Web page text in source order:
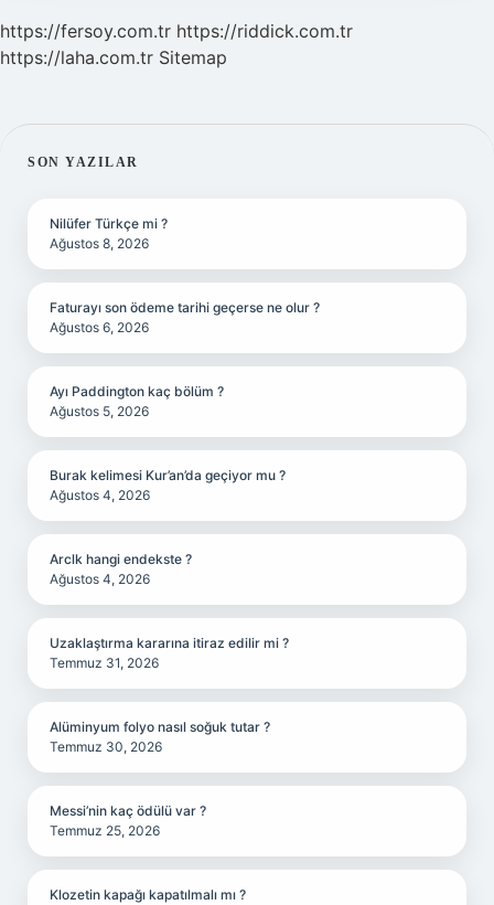
https://fersoy.com.tr https://riddick.com.tr
https://laha.com.tr Sitemap
SIDEBAR
SON YAZILAR
Nilüfer Türkçe mi ?
Ağustos 8, 2026
Faturayı son ödeme tarihi geçerse ne olur ?
Ağustos 6, 2026
Ayı Paddington kaç bölüm ?
Ağustos 5, 2026
Burak kelimesi Kur’an’da geçiyor mu ?
Ağustos 4, 2026
Arclk hangi endekste ?
Ağustos 4, 2026
Uzaklaştırma kararına itiraz edilir mi ?
Temmuz 31, 2026
Alüminyum folyo nasıl soğuk tutar ?
Temmuz 30, 2026
Messi’nin kaç ödülü var ?
Temmuz 25, 2026
Klozetin kapağı kapatılmalı mı ?